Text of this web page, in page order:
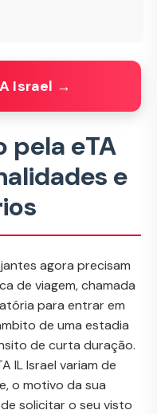
Israel →
pela eTA
e
agora precisam
de viagem, chamada
para entrar em
de uma estadia
de curta duração.
IL Israel variam de
o motivo da sua
solicitar o seu visto